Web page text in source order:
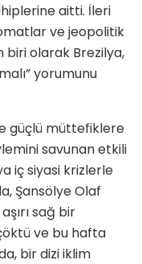
aitti. İleri
ve jeopolitik
biri olarak Brezilya,
yorumunu
güçlü müttefiklere
savunan etkili
iç siyasi krizlerle
Şansölye Olaf
sağ bir
ve bu hafta
bir dizi iklim